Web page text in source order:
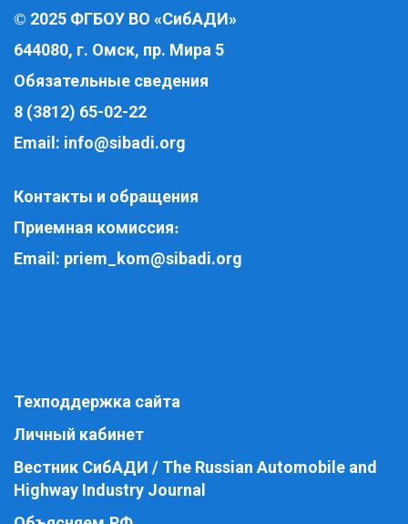
© 2025 ФГБОУ ВО «СибАДИ»
644080, г. Омск, пр. Мира 5
Обязательные сведения
8 (3812) 65-02-22
Email: info@sibadi.org
Контакты и обращения
Приемная комиссия:
Email: priem_kom@sibadi.org
Техподдержка сайта
Личный кабинет
Вестник СибАДИ / The Russian Automobile and
Highway Industry Journal